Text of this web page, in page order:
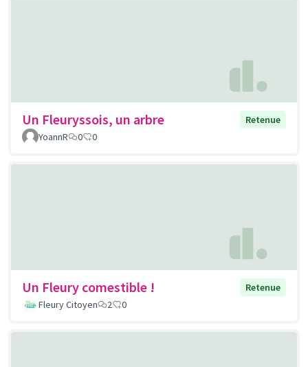
Un Fleuryssois, un arbre
Retenue
YoannR
0 0
Un Fleury comestible !
Retenue
Fleury Citoyen
2 0